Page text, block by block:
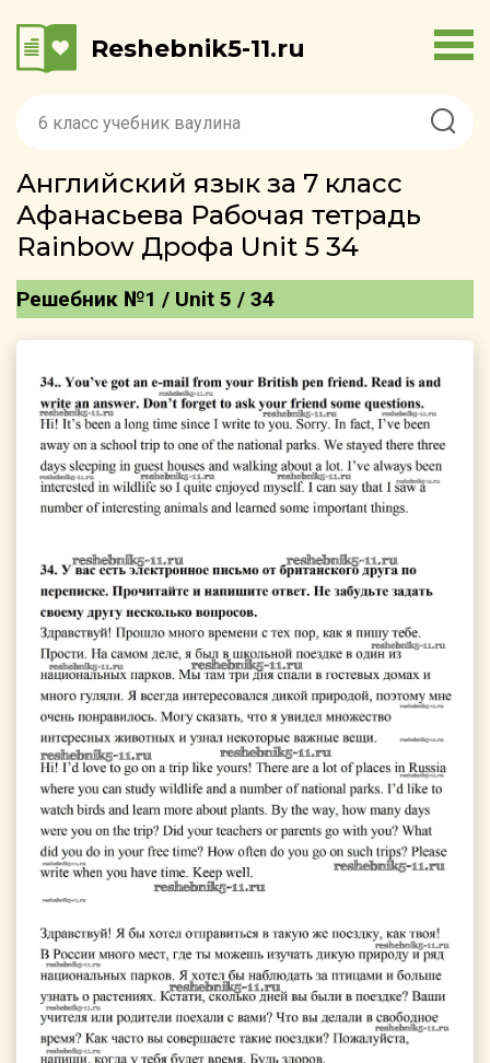
Reshebnik5-11.ru
Английский язык за 7 класс
Афанасьева Рабочая тетрадь
Rainbow Дрофа Unit 5 34
Решебник №1 / Unit 5 / 34